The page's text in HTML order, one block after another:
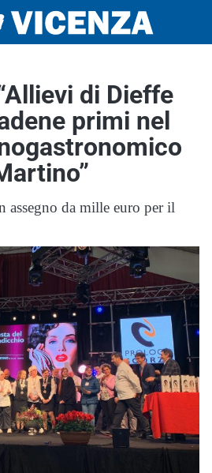
di Dieffe
primi nel
assegno da mille euro per il